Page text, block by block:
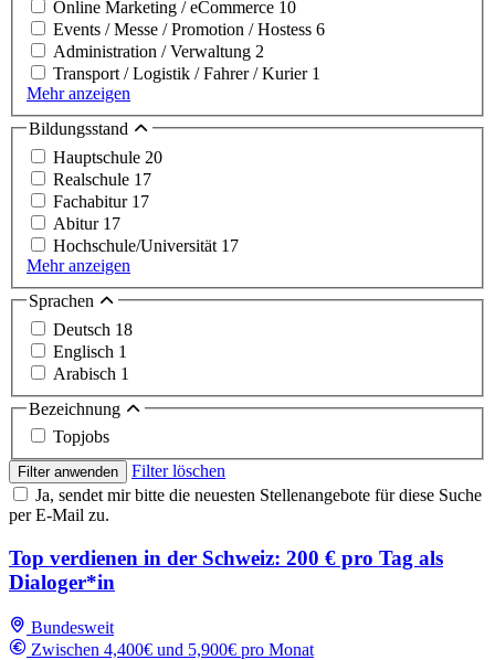
Online Marketing / eCommerce 10
Events / Messe / Promotion / Hostess 6
Administration / Verwaltung 2
Transport / Logistik / Fahrer / Kurier 1
Mehr anzeigen
Bildungsstand
Hauptschule 20
Realschule 17
Fachabitur 17
Abitur 17
Hochschule/Universität 17
Mehr anzeigen
Sprachen
Deutsch 18
Englisch 1
Arabisch 1
Bezeichnung
Topjobs
Filter anwenden
Filter löschen
Ja, sendet mir bitte die neuesten Stellenangebote für diese Suche
per E-Mail zu.
Top verdienen in der Schweiz: 200 € pro Tag als
Dialoger*in
Bundesweit
Zwischen 4,400€ und 5,900€ pro Monat